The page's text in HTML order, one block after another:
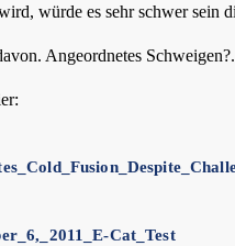
würde es sehr schwer sein
Angeordnetes
Cat_Test